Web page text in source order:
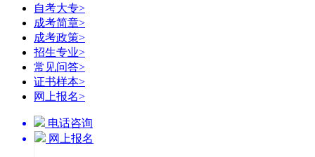
自考大专>
成考简章>
成考政策>
招生专业>
常见问答>
证书样本>
网上报名>
电话咨询
网上报名